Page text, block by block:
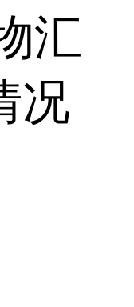
汇
况